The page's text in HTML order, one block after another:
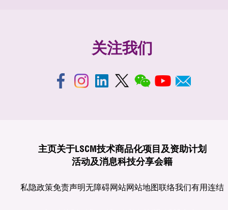
关注我们
主页关于LSCM技术商品化项目及资助计划
活动及消息科技分享会籍
私隐政策免责声明无障碍网站网站地图联络我们有用连结